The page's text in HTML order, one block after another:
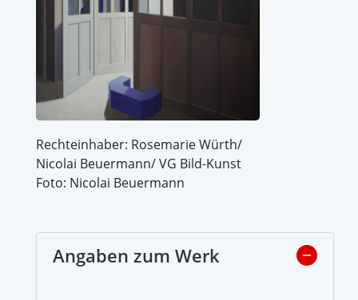
Rechteinhaber: Rosemarie Würth/
Nicolai Beuermann/ VG Bild-Kunst
Foto: Nicolai Beuermann
Angaben zum Werk